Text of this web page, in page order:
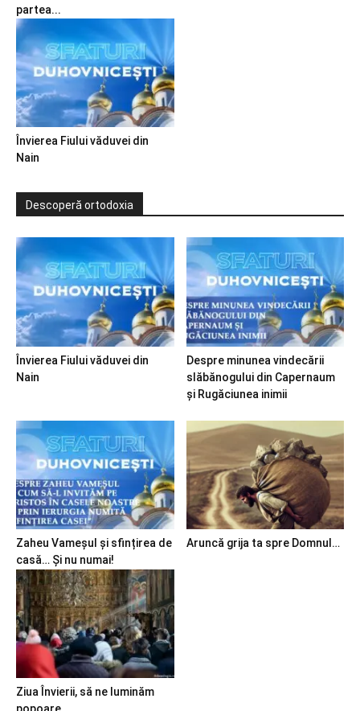
partea...
Învierea Fiului văduvei din
Nain
Descoperă ortodoxia
Învierea Fiului văduvei din
Nain
Despre minunea vindecării
slăbănogului din Capernaum
și Rugăciunea inimii
Zaheu Vameșul și sfințirea de
casă… Și nu numai!
Aruncă grija ta spre Domnul…
Ziua Învierii, să ne luminăm